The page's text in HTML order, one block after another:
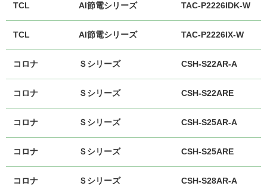
TCL AI節電シリーズ TAC-P2226IDK-W
TCL AI節電シリーズ TAC-P2226IX-W
コロナ Ｓシリーズ CSH-S22AR-A
コロナ Ｓシリーズ CSH-S22ARE
コロナ Ｓシリーズ CSH-S25AR-A
コロナ Ｓシリーズ CSH-S25ARE
コロナ Ｓシリーズ CSH-S28AR-A